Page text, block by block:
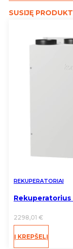
SUSIJĘ
REKUPERATORIAI
Rekuperatorius
2298,01 €
Į KREPŠELĮ